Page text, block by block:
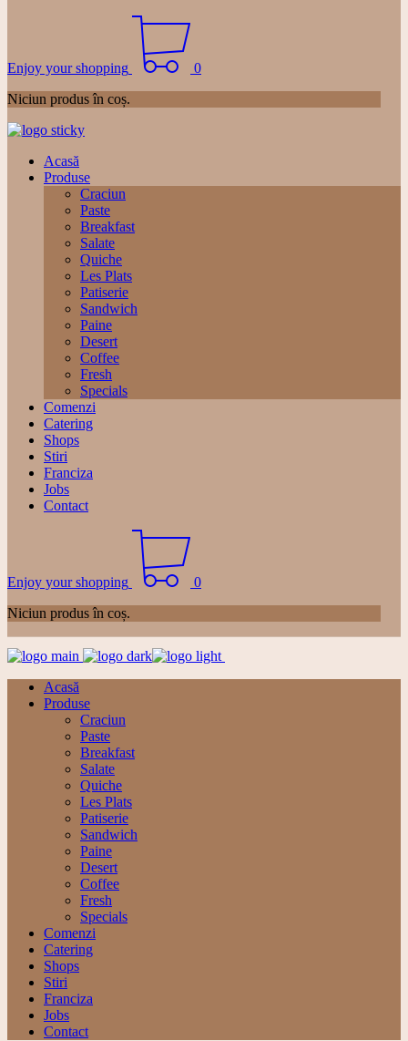
Enjoy your shopping
0
Niciun produs în coș.
Acasă
Produse
Craciun
Paste
Breakfast
Salate
Quiche
Les Plats
Patiserie
Sandwich
Paine
Desert
Coffee
Fresh
Specials
Comenzi
Catering
Shops
Stiri
Franciza
Jobs
Contact
Enjoy your shopping
0
Niciun produs în coș.
Acasă
Produse
Craciun
Paste
Breakfast
Salate
Quiche
Les Plats
Patiserie
Sandwich
Paine
Desert
Coffee
Fresh
Specials
Comenzi
Catering
Shops
Stiri
Franciza
Jobs
Contact